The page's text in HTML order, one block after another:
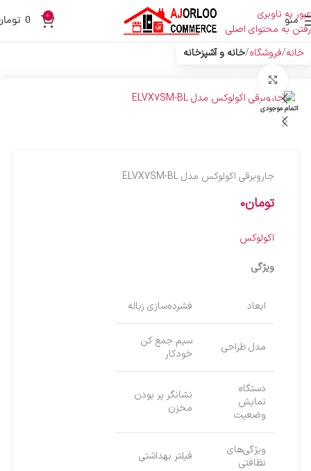
عبور به ناوبری
رفتن به محتوای اصلی
منو 0
0
خانه فروشگاه خانه و آشپزخانه
اتمام موجودی
جاروبرقی اکولوکس مدل ELVX7SM-BL
تومان0
اکولوکس
ویژگی
ابعاد فشرده‌سازی زباله
مدل طراحی
سیم جمع کن
خودکار
دستگاه
نمایش
وضعیت
نشانگر پر بودن
مخزن
ویژگی‌های
نظافتی
فیلتر بهداشتی